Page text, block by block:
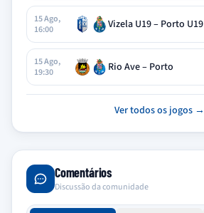
15 Ago,
16:00
Vizela U19 – Porto U19
15 Ago,
19:30
Rio Ave – Porto
Ver todos os jogos →
Comentários
Discussão da comunidade